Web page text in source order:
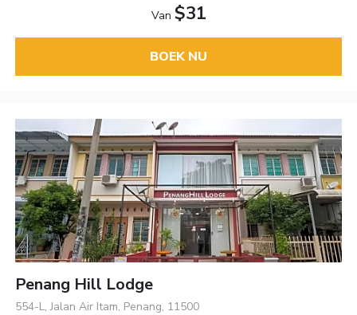
Van $31
BOEK NU
Penang Hill Lodge
554-L, Jalan Air Itam, Penang, 11500